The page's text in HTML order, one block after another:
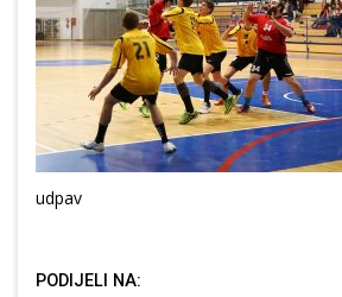
udpav
PODIJELI NA: